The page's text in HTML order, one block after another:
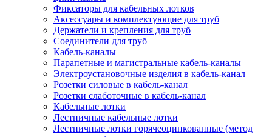
Фиксаторы для кабельных лотков
Аксессуары и комплектующие для труб
Держатели и крепления для труб
Соединители для труб
Кабель-каналы
Парапетные и магистральные кабель-каналы
Электроустановочные изделия в кабель-канал
Розетки силовые в кабель-канал
Розетки слаботочные в кабель-канал
Кабельные лотки
Лестничные кабельные лотки
Лестничные лотки горячеоцинкованные (метод